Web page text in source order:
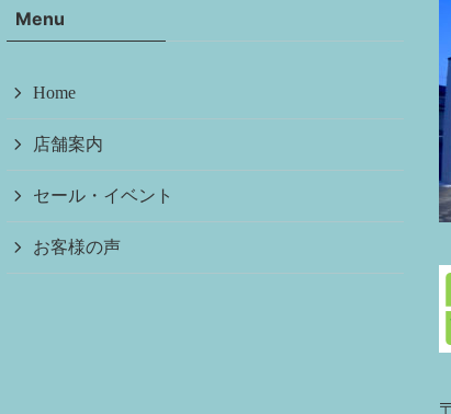
Menu
Home
店舗案内
セール・イベント
お客様の声